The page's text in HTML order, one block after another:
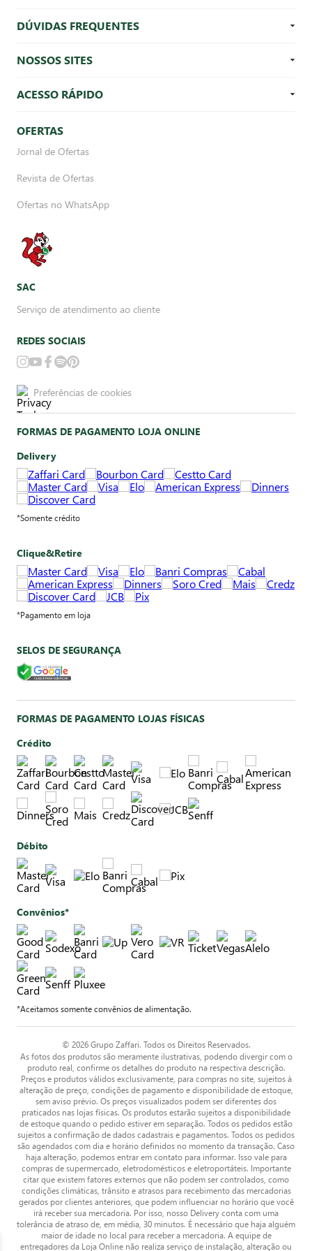
DÚVIDAS FREQUENTES
NOSSOS SITES
ACESSO RÁPIDO
OFERTAS
Jornal de Ofertas
Revista de Ofertas
Ofertas no WhatsApp
SAC
Serviço de atendimento ao cliente
REDES SOCIAIS
Preferências de cookies
FORMAS DE PAGAMENTO LOJA ONLINE
Delivery
*Somente crédito
Clique&Retire
*Pagamento em loja
SELOS DE SEGURANÇA
FORMAS DE PAGAMENTO LOJAS FÍSICAS
Crédito
Débito
Convênios*
*Aceitamos somente convênios de alimentação.
© 2026 Grupo Zaffari. Todos os Direitos Reservados.
As fotos dos produtos são meramente ilustrativas, podendo divergir com o
produto real, confirme os detalhes do produto na respectiva descrição.
Preços e produtos válidos exclusivamente, para compras no site, sujeitos à
alteração de preço, condições de pagamento e disponibilidade de estoque,
sem aviso prévio. Os preços visualizados podem ser diferentes dos
praticados nas lojas físicas. Os produtos estarão sujeitos a disponibilidade
de estoque quando o pedido estiver em separação. Todos os pedidos estão
sujeitos a confirmação de dados cadastrais e pagamentos. Todos os pedidos
são agendados com dia e horário definidos no momento da transação. Caso
haja alteração, podemos entrar em contato para informar. Isso vale para
compras de supermercado, eletrodomésticos e eletroportáteis. Importante
citar que existem fatores externos que não podem ser controlados, como
condições climáticas, trânsito e atrasos para recebimento das mercadorias
gerados por clientes anteriores, que podem influenciar no horário que você
irá receber sua mercadoria. Por isso, nosso Delivery conta com uma
tolerância de atraso de, em média, 30 minutos. É necessário que haja alguém
maior de idade no local para receber a mercadoria. A equipe de
entregadores da Loja Online não realiza serviço de instalação, alteração ou